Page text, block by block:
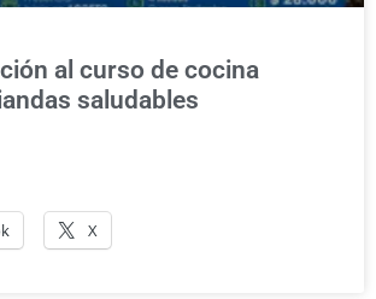
al curso de cocina
saludables
X